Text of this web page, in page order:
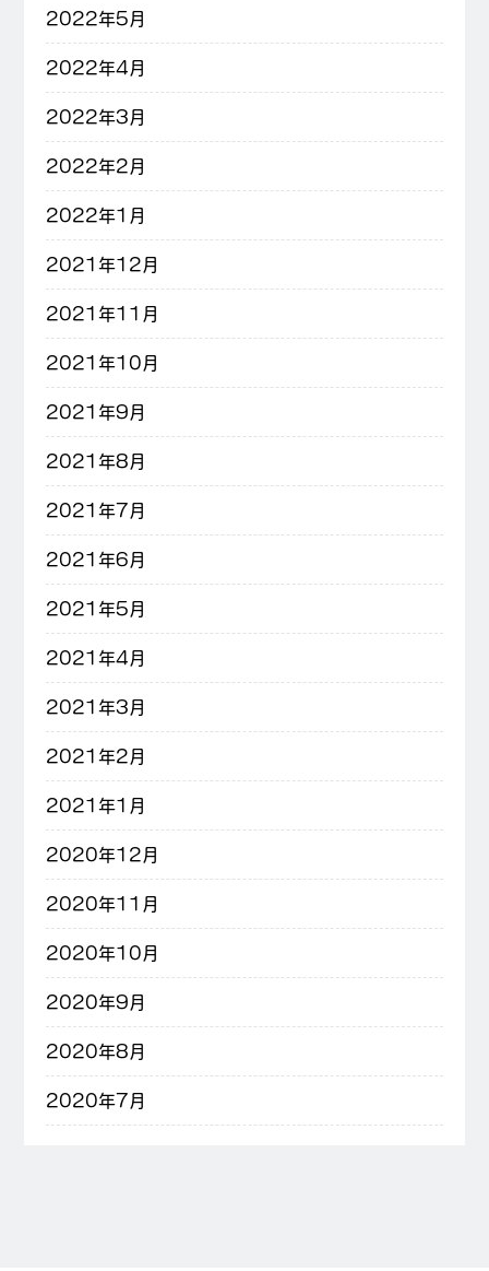
2022年5月
2022年4月
2022年3月
2022年2月
2022年1月
2021年12月
2021年11月
2021年10月
2021年9月
2021年8月
2021年7月
2021年6月
2021年5月
2021年4月
2021年3月
2021年2月
2021年1月
2020年12月
2020年11月
2020年10月
2020年9月
2020年8月
2020年7月